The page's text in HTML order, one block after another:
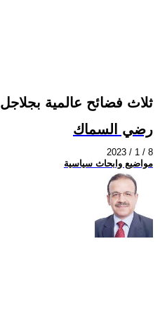
ثلاث فضائح عالمية بجلاجل
رضي السماك
2023 / 1 / 8
مواضيع وابحاث سياسية